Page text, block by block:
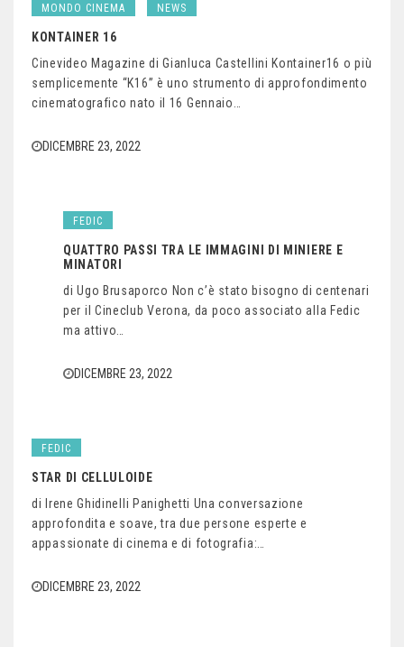
MONDO CINEMA NEWS
KONTAINER 16
Cinevideo Magazine di Gianluca Castellini Kontainer16 o più
semplicemente “K16” è uno strumento di approfondimento
cinematografico nato il 16 Gennaio…
DICEMBRE 23, 2022
FEDIC
QUATTRO PASSI TRA LE IMMAGINI DI MINIERE E
MINATORI
di Ugo Brusaporco Non c’è stato bisogno di centenari
per il Cineclub Verona, da poco associato alla Fedic
ma attivo…
DICEMBRE 23, 2022
FEDIC
STAR DI CELLULOIDE
di Irene Ghidinelli Panighetti Una conversazione
approfondita e soave, tra due persone esperte e
appassionate di cinema e di fotografia:…
DICEMBRE 23, 2022